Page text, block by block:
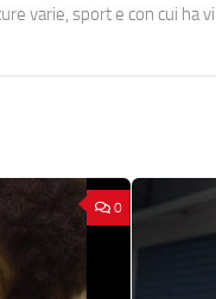
varie, sport e con cui ha
0